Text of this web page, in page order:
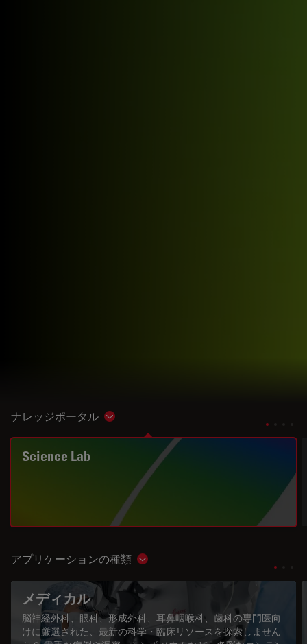
ナレッジポータル Show subnavigation
Science Lab
アプリケーションの種類 Show subnavigation
メディカル
脳神経外科、眼科、形成外科、耳鼻咽喉科、歯科の専門医向
けに厳選された、最新の科学・臨床リソースを探索しません